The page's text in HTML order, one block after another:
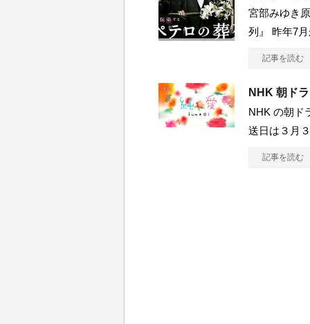
宮部みゆき
列』 昨年7
記事を読む
NHK 朝ド
NHK の朝ド
送日は３月
記事を読む